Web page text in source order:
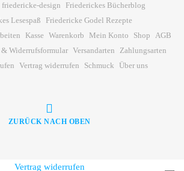
friedericke-design
Friederickes Bücherblog
Lesespaß
Friedericke Godel Rezepte
Kasse Warenkorb Mein Konto Shop AGB
Widerrufsformular Versandarten Zahlungsarten
Vertrag widerrufen Schmuck Über uns
ZURÜCK NACH OBEN
Vertrag widerrufen